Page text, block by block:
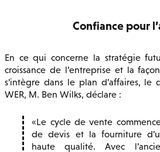
Confiance pour
En ce qui concerne la stratégie
croissance de l’entreprise et la
s’intègre dans le plan d’affaires, le
WER, M. Ben Wilks, déclare :
Le cycle de vente
de devis et la fourniture
haute qualité. Avec